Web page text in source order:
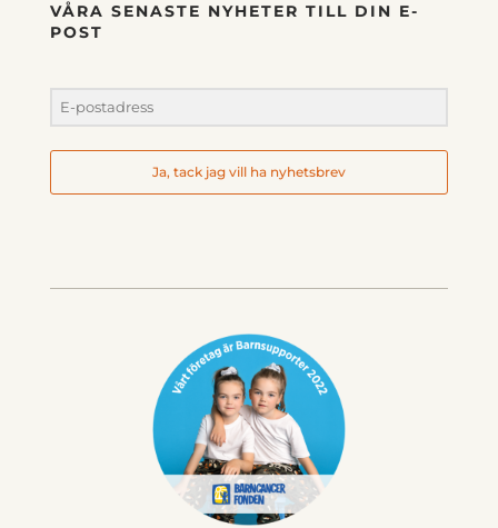
VÅRA SENASTE NYHETER TILL DIN E-
POST
Ja, tack jag vill ha nyhetsbrev